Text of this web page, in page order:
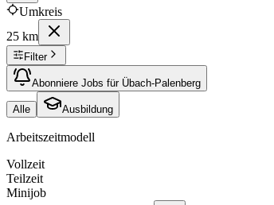
Umkreis
25 km
Filter
Abonniere Jobs für Übach-Palenberg
Alle Ausbildung
Arbeitszeitmodell
Vollzeit
Teilzeit
Minijob